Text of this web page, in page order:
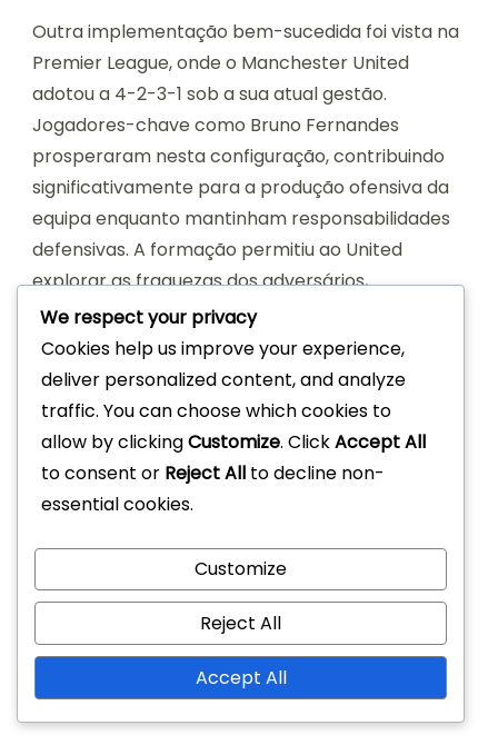
Outra implementação bem-sucedida foi vista na
Premier League, onde o Manchester United
adotou a 4-2-3-1 sob a sua atual gestão.
Jogadores-chave como Bruno Fernandes
prosperaram nesta configuração, contribuindo
significativamente para a produção ofensiva da
equipa enquanto mantinham responsabilidades
defensivas. A formação permitiu ao United
explorar as fraquezas dos adversários,
particularmente contra equipas que tinham
dificuldades em defender contra transições
rápidas.
Num jogo contra o Liverpool, a formação 4-
2-3-1 do Manchester United ajudou-os a
garantir uma vitória por 3-2, demonstrando
durante o jogo.
O uso da 4-2-3-1 pelo Real Madrid na Liga
dos Campeões da UEFA permitiu-lhes
dominar a posse contra equipas mais
fracas, levando a uma série de jogos com
muitos golos.
We respect your privacy
Cookies help us improve your experience,
deliver personalized content, and analyze
traffic. You can choose which cookies to
allow by clickingCustomize. ClickAccept All
to consent or Reject All to decline non-
essential cookies.
Customize
Reject All
Accept All